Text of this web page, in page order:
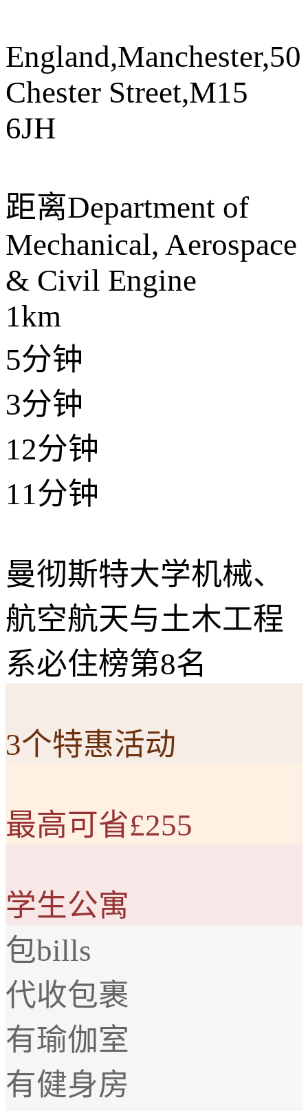
England,Manchester,50
Chester Street,M15
6JH
距离Department of
Mechanical, Aerospace
& Civil Engine
1km
5分钟
3分钟
12分钟
11分钟
曼彻斯特大学机械、
航空航天与土木工程
系必住榜第8名
3个特惠活动
最高可省£255
学生公寓
包bills
代收包裹
有瑜伽室
有健身房